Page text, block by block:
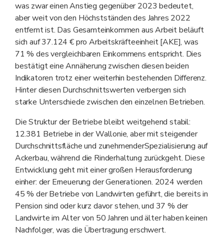
was zwar einen Anstieg gegenüber 2023 bedeutet,
aber weit von den Höchstständen des Jahres 2022
entfernt ist. Das Gesamteinkommen aus Arbeit beläuft
sich auf 37.124 € pro Arbeitskräfteeinheit [AKE], was
71 % des vergleichbaren Einkommens entspricht. Dies
bestätigt eine Annäherung zwischen diesen beiden
Indikatoren trotz einer weiterhin bestehenden Differenz.
Hinter diesen Durchschnittswerten verbergen sich
starke Unterschiede zwischen den einzelnen Betrieben.
Die Struktur der Betriebe bleibt weitgehend stabil:
12.381 Betriebe in der Wallonie, aber mit steigender
Durchschnittsfläche und zunehmenderSpezialisierung auf
Ackerbau, während die Rinderhaltung zurückgeht. Diese
Entwicklung geht mit einer großen Herausforderung
einher: der Erneuerung der Generationen. 2024 werden
45 % der Betriebe von Landwirten geführt, die bereits in
Pension sind oder kurz davor stehen, und 37 % der
Landwirte im Alter von 50 Jahren und älter haben keinen
Nachfolger, was die Übertragung erschwert.